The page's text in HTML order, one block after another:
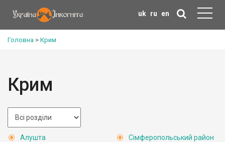
uk ru en
Головна > Крим
Крим
Алушта
Сімферопольський район